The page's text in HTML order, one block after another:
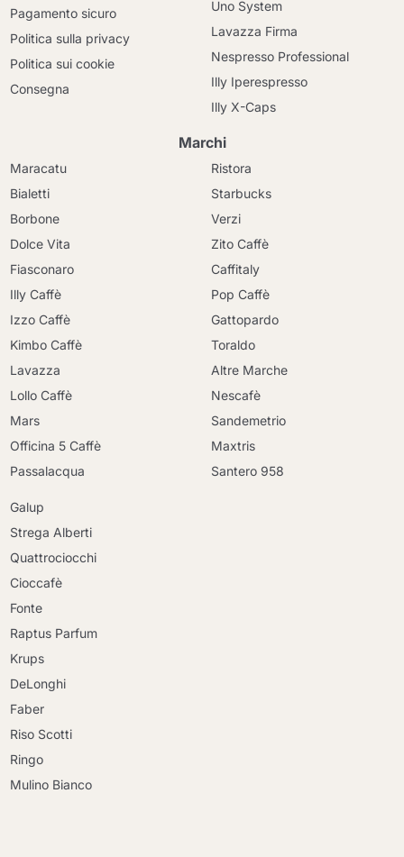
Pagamento sicuro
Politica sulla privacy
Politica sui cookie
Consegna
Uno System
Lavazza Firma
Nespresso Professional
Illy Iperespresso
Illy X-Caps
Marchi
Maracatu
Bialetti
Borbone
Dolce Vita
Fiasconaro
Illy Caffè
Izzo Caffè
Kimbo Caffè
Lavazza
Lollo Caffè
Mars
Officina 5 Caffè
Passalacqua
Ristora
Starbucks
Verzi
Zito Caffè
Caffitaly
Pop Caffè
Gattopardo
Toraldo
Altre Marche
Nescafè
Sandemetrio
Maxtris
Santero 958
Galup
Strega Alberti
Quattrociocchi
Cioccafè
Fonte
Raptus Parfum
Krups
DeLonghi
Faber
Riso Scotti
Ringo
Mulino Bianco